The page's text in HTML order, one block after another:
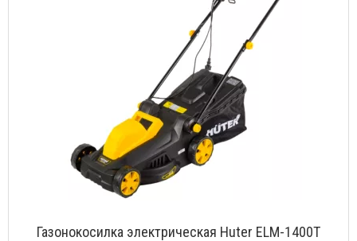
Газонокосилка электрическая Huter ELM-1400T